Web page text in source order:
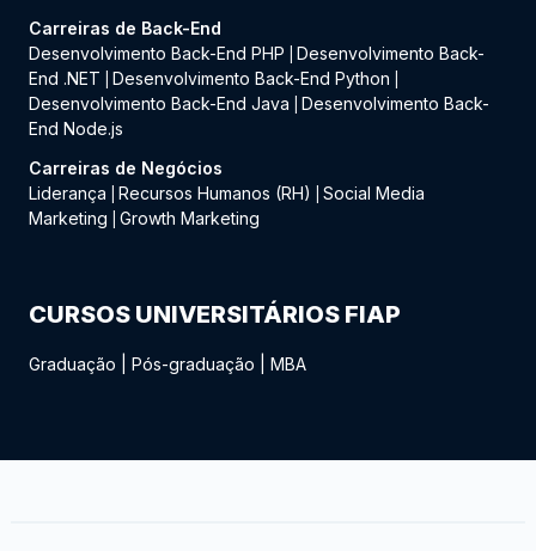
Carreiras de Back-End
Desenvolvimento Back-End PHP
Desenvolvimento Back-
End .NET
Desenvolvimento Back-End Python
Desenvolvimento Back-End Java
Desenvolvimento Back-
End Node.js
Carreiras de Negócios
Liderança
Recursos Humanos (RH)
Social Media
Marketing
Growth Marketing
CURSOS UNIVERSITÁRIOS FIAP
Graduação Pós-graduação MBA